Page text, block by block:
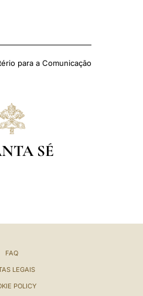
para a Comunicação
SÉ
FAQ
LEGAIS
POLICY